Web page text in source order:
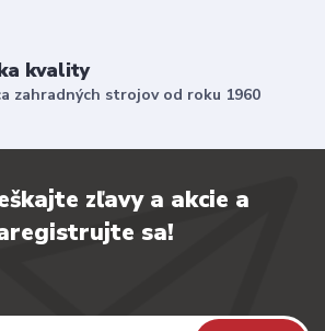
kvality
zahradných strojov od roku 1960
zľavy a akcie a
sa!